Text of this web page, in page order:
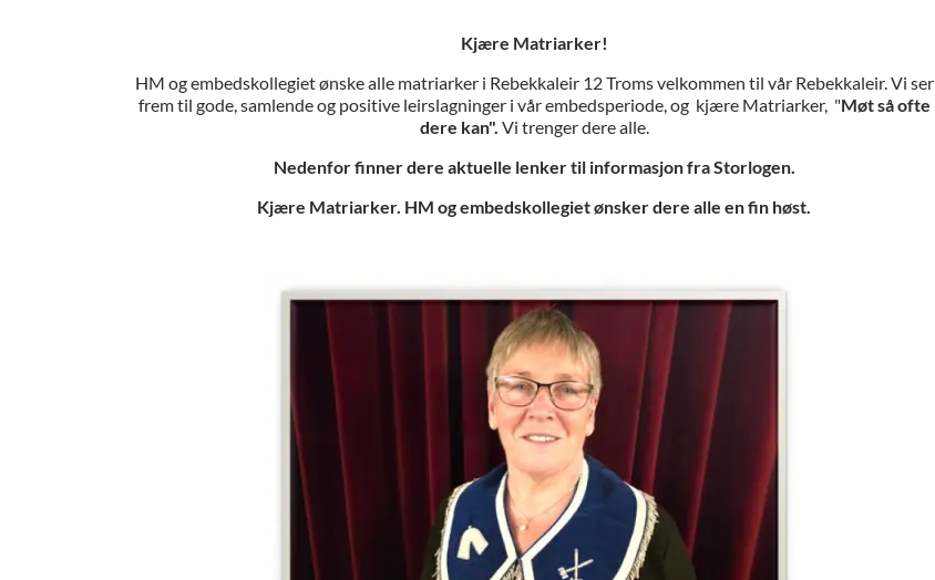
Kjære Matriarker!
HM og embedskollegiet ønske alle matriarker i Rebekkaleir 12 Troms velkommen til vår Rebekkaleir. Vi ser
frem til gode, samlende og positive leirslagninger i vår embedsperiode, og kjære Matriarker, "Møt så ofte
dere kan". Vi trenger dere alle.
Nedenfor finner dere aktuelle lenker til informasjon fra Storlogen.
Kjære Matriarker. HM og embedskollegiet ønsker dere alle en fin høst.